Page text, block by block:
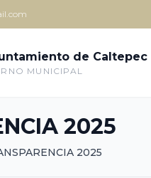
de Caltepec
MUNICIPAL
2025
2025